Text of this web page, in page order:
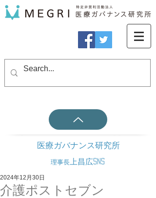
医療ガバナンス研究所
理事長 上昌広SNS
介護ポストセブン
2024年12月30日